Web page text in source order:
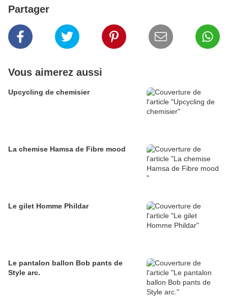
Partager
Vous aimerez aussi
Upcycling de chemisier
La chemise Hamsa de Fibre mood
Le gilet Homme Phildar
Le pantalon ballon Bob pants de
Style arc.